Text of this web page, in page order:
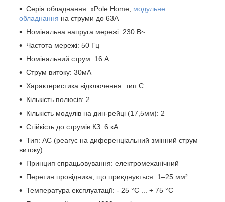
Серія обладнання: xPole Home, модульне
обладнання на струми до 63А
Номінальна напруга мережі: 230 В~
Частота мережі: 50 Гц
Номінальний струм: 16 А
Струм витоку: 30мА
Характеристика відключення: тип C
Кількість полюсів: 2
Кількість модулів на дин-рейці (17,5мм): 2
Стійкість до струмів КЗ: 6 кА
Тип: АС (реагує на диференціальний змінний струм
витоку)
Принцип спрацьовування: електромеханічний
Перетин провідника, що приєднується: 1–25 мм²
Температура експлуатації: - 25 °С ... + 75 °С